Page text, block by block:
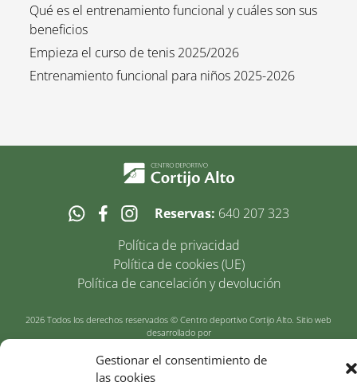
Gestionar el consentimiento de
las cookies
Qué es el entrenamiento funcional y cuáles son sus
beneficios
Empieza el curso de tenis 2025/2026
Entrenamiento funcional para niños 2025-2026
Reservas: 640 207 323
Política de privacidad
Política de cookies (UE)
Política de cancelación y devolución
2026 Todos los derechos reservados © Centro deportivo Cortijo Alto. Sitio web
desarrollado por